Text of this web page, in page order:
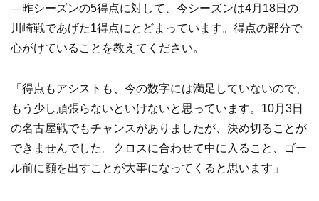
―昨シーズンの5得点に対して、今シーズンは4月18日の
川崎戦であげた1得点にとどまっています。得点の部分で
心がけていることを教えてください。
「得点もアシストも、今の数字には満足していないので、
もう少し頑張らないといけないと思っています。10月3日
の名古屋戦でもチャンスがありましたが、決め切ることが
できませんでした。クロスに合わせて中に入ること、ゴー
ル前に顔を出すことが大事になってくると思います」